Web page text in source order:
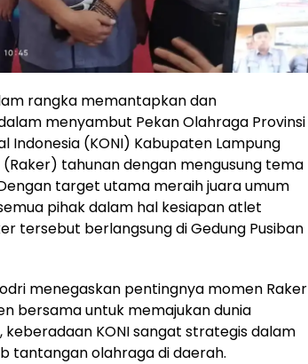
rangka memantapkan dan
menyambut Pekan Olahraga Provinsi
Indonesia (KONI) Kabupaten Lampung
tahunan dengan mengusung tema
target utama meraih juara umum
pihak dalam hal kesiapan atlet
tersebut berlangsung di Gedung Pusiban
menegaskan pentingnya momen Raker
bersama untuk memajukan dunia
KONI sangat strategis dalam
tantangan olahraga di daerah.